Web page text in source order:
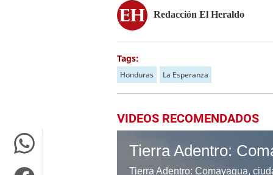
Redacción El Heraldo
Tags:
Honduras La Esperanza
VIDEOS RECOMENDADOS
Tierra Adentro:
Tierra Adentro: Comayagua,